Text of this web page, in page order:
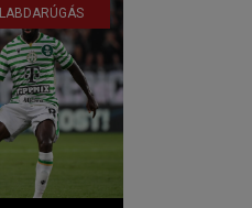
LABDARÚGÁS